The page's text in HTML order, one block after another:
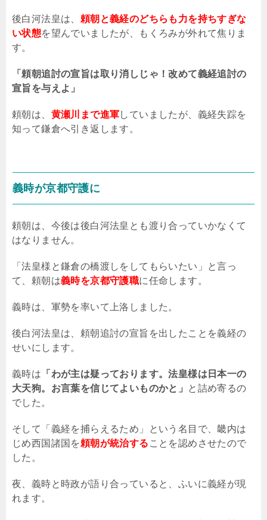
後白河法皇は、 頼朝と義経のどちらも力を持ちすぎな
い状態を望んでいましたが、もくろみが外れて焦りま
す。
「頼朝追討の宣旨は取り消しじゃ！改めて義経追討の
宣旨を与えよ」
頼朝は、 黄瀬川まで進軍していましたが、義経失踪を
知って鎌倉へ引き返します。
義時が京都守護に
頼朝は、今後は後白河法皇とも渡り合っていかなくて
はなりません。
「法皇様と鎌倉の橋渡しをしてもらいたい」と言っ
て、頼朝は義時を京都守護職に任命します。
義時は、軍勢を率いて上洛しました。
後白河法皇は、頼朝追討の宣旨を出したことを義経の
せいにします。
義時は 「わが主は疑っております。法皇様は日本一の
大天狗。お言葉を信じてよいものかと」
と詰め寄るの
でした。
そして「義経を捕らえるため」という名目で、畿内は
じめ西国諸国を頼朝が統治する ことを認めさせたので
した。
夜、義時と時政が語り合っていると、ふいに義経が現
れます。